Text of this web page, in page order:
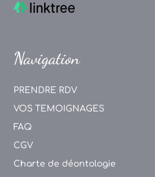
Navigation
PRENDRE RDV
VOS TEMOIGNAGES
FAQ
CGV
Charte de déontologie